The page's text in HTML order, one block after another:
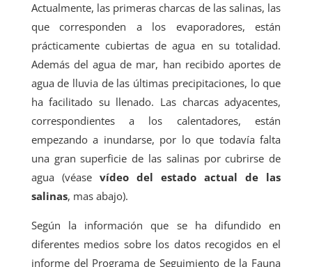
Actualmente, las primeras charcas de las salinas, las
que corresponden a los evaporadores, están
prácticamente cubiertas de agua en su totalidad.
Además del agua de mar, han recibido aportes de
agua de lluvia de las últimas precipitaciones, lo que
ha facilitado su llenado. Las charcas adyacentes,
correspondientes a los calentadores, están
empezando a inundarse, por lo que todavía falta
una gran superficie de las salinas por cubrirse de
agua (véase vídeo del estado actual de las
salinas, mas abajo).
Según la información que se ha difundido en
diferentes medios sobre los datos recogidos en el
informe del Programa de Seguimiento de la Fauna